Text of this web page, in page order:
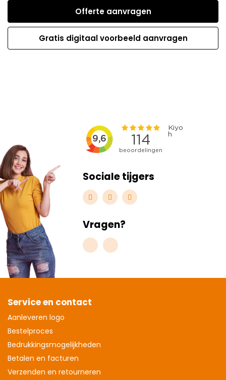
Offerte aanvragen
Gratis digitaal voorbeeld aanvragen
Sociale tijgers
Vragen?
Service en contact
Aanleveren logo
Bestelproces
Bedrukkingsmogelijkheden
Betalen en facturen
Verzenden en retourneren